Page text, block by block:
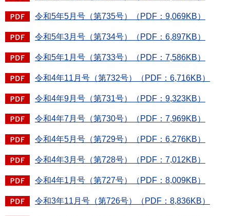
令和5年5月号（第735号）（PDF：9,069KB）
令和5年3月号（第734号）（PDF：6,897KB）
令和5年1月号（第733号）（PDF：7,586KB）
令和4年11月号（第732号）（PDF：6,716KB）
令和4年9月号（第731号）（PDF：9,323KB）
令和4年7月号（第730号）（PDF：7,969KB）
令和4年5月号（第729号）（PDF：6,276KB）
令和4年3月号（第728号）（PDF：7,012KB）
令和4年1月号（第727号）（PDF：8,009KB）
令和3年11月号（第726号）（PDF：8,836KB）